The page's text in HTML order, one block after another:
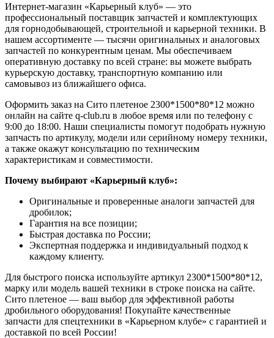
Интернет-магазин «Карьерный клуб» — это
профессиональный поставщик запчастей и комплектующих
для горнодобывающей, строительной и карьерной техники. В
нашем ассортименте — тысячи оригинальных и аналоговых
запчастей по конкурентным ценам. Мы обеспечиваем
оперативную доставку по всей стране: вы можете выбрать
курьерскую доставку, транспортную компанию или
самовывоз из ближайшего офиса.
Оформить заказ на Сито плетеное 2300*1500*80*12 можно
онлайн на сайте q-club.ru в любое время или по телефону с
9:00 до 18:00. Наши специалисты помогут подобрать нужную
запчасть по артикулу, модели или серийному номеру техники,
а также окажут консультацию по техническим
характеристикам и совместимости.
Почему выбирают «Карьерный клуб»:
Оригинальные и проверенные аналоги запчастей для
дробилок;
Гарантия на все позиции;
Быстрая доставка по России;
Экспертная поддержка и индивидуальный подход к
каждому клиенту.
Для быстрого поиска используйте артикул 2300*1500*80*12,
марку или модель вашей техники в строке поиска на сайте.
Сито плетеное — ваш выбор для эффективной работы
дробильного оборудования! Покупайте качественные
запчасти для спецтехники в «Карьерном клубе» с гарантией и
доставкой по всей России!